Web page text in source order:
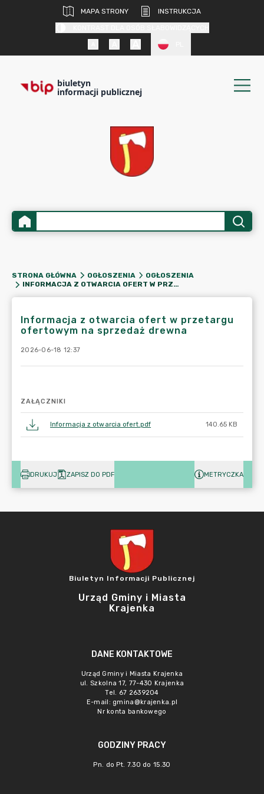
MAPA STRONY
INSTRUKCJA
biuletyn
informacji publicznej
STRONA GŁÓWNA OGŁOSZENIA
OGŁOSZENIA
INFORMACJA Z OTWARCIA OFERT W PRZETARGU OFERTOWYM NA SPRZEDAŻ DREWNA
Informacja z otwarcia ofert w przetargu
ofertowym na sprzedaż drewna
2026-06-18 12:37
ZAŁĄCZNIKI
Informacja z otwarcia ofert.pdf 140.65 KB
DRUKUJ ZAPISZ DO PDF METRYCZKA
Biuletyn Informacji Publicznej
Urząd Gminy i Miasta
Krajenka
DANE KONTAKTOWE
Urząd Gminy i Miasta Krajenka
ul. Szkolna 17, 77-430 Krajenka
Tel. 67 2639204
E-mail: gmina@krajenka.pl
Nr konta bankowego
GODZINY PRACY
Pn. do Pt. 7.30 do 15.30